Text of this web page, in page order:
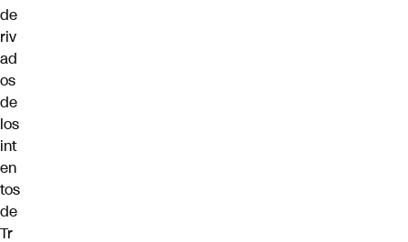
de
riv
ad
os
de
los
int
en
tos
de
Tr